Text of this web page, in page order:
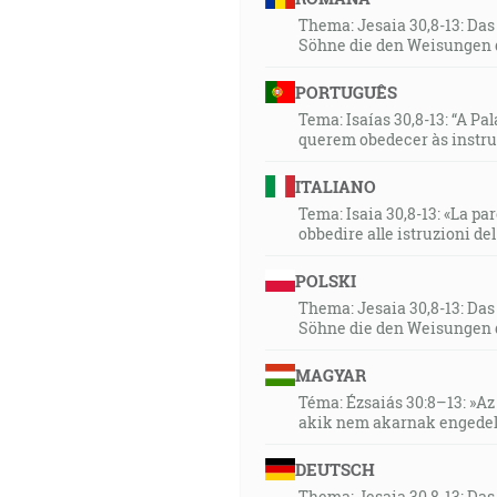
Thema: Jesaia 30,8-13:
Söhne die den
PORTUGUÊS
Tema: Isaías 30,8-13: “A
querem obedecer às
ITALIANO
Tema: Isaia 30,8-13: «La
obbedire alle istruzioni del
POLSKI
Thema: Jesaia 30,8-13:
Söhne die den
MAGYAR
Téma: Ézsaiás 30:8–13:
akik nem akarnak
DEUTSCH